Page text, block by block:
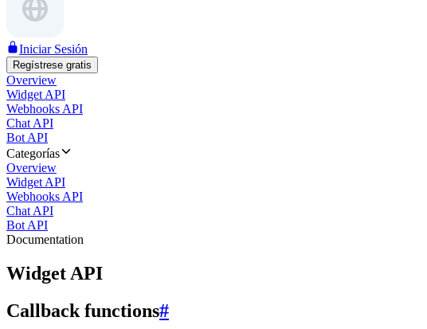
Iniciar Sesión
Regístrese gratis
Overview
Widget API
Webhooks API
Chat API
Bot API
Categorías
Overview
Widget API
Webhooks API
Chat API
Bot API
Documentation
Widget API
Callback functions#